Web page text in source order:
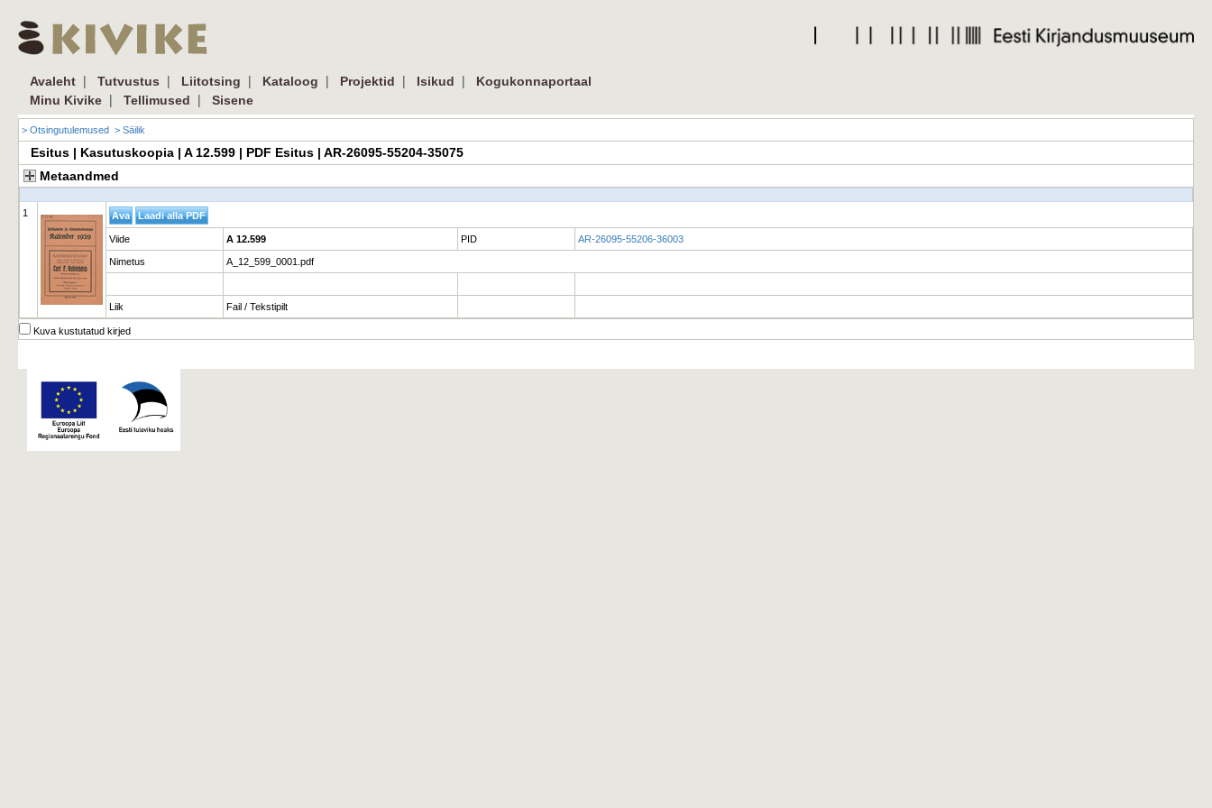
Avaleht | Tutvustus | Liitotsing | Kataloog | Projektid | Isikud |
Kogukonnaportaal
Minu Kivike | Tellimused | Sisene
> Otsingutulemused > Säilik
Esitus | Kasutuskoopia | A 12.599 | PDF Esitus | AR-26095-55204-35075
Metaandmed
1
Viide A 12.599 PID AR-26095-55206-36003
Nimetus A_12_599_0001.pdf
Liik Fail / Tekstipilt
Kuva kustutatud kirjed